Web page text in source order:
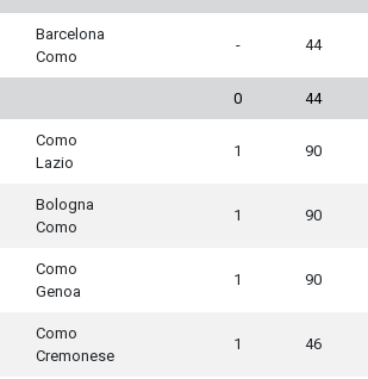
Barcelona
Como
- 44
0 44
Como
Lazio
1 90
Bologna
Como
1 90
Como
Genoa
1 90
Como
Cremonese
1 46